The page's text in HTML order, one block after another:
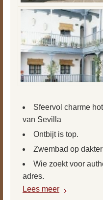
Sfeervol charme
van Sevilla
Ontbijt is top.
Zwembad op
Wie zoekt voor
adres.
Lees meer